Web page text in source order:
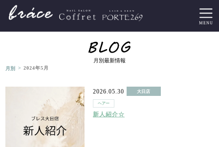
月別最新情報
月別> 2024年5月
2026.05.30 大日店
ヘアー
新人紹介☆